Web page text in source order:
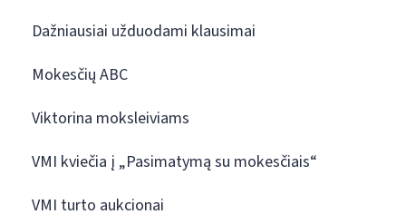
Dažniausiai užduodami klausimai
Mokesčių ABC
Viktorina moksleiviams
VMI kviečia į „Pasimatymą su mokesčiais“
VMI turto aukcionai